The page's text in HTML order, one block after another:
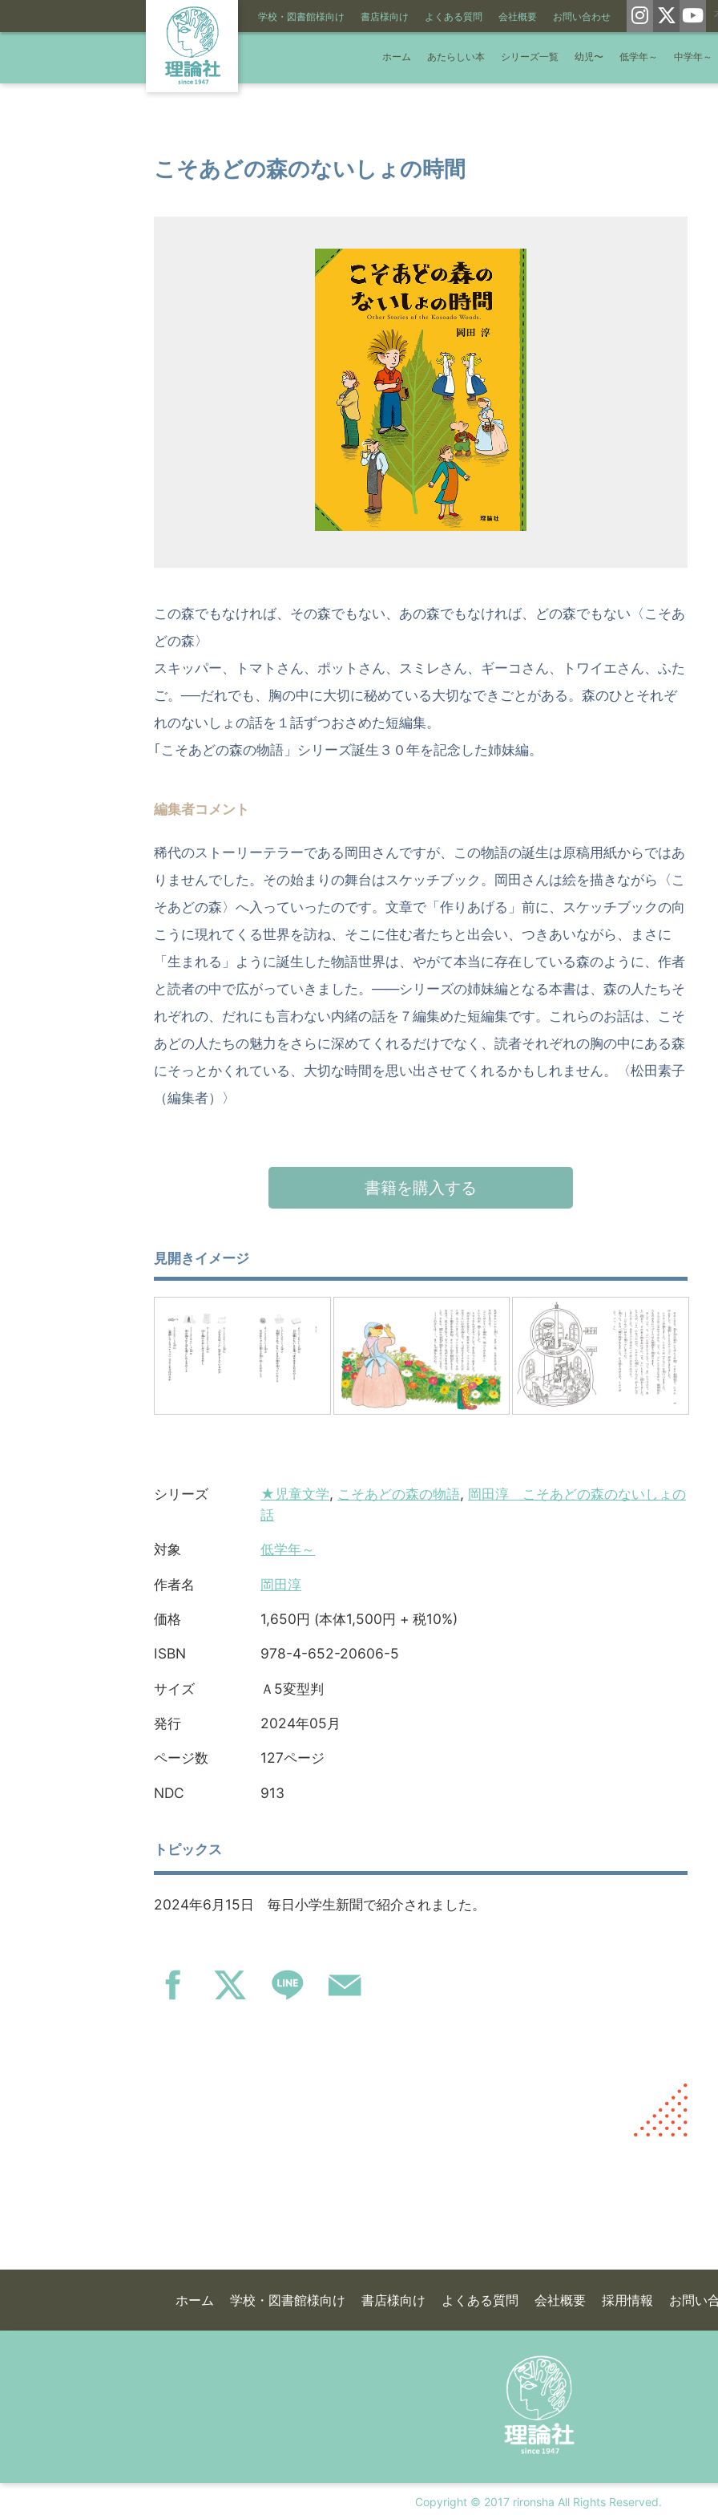
学校・図書館様向け 書店様向け よくある質問 会社概要 お問い合わせ
ホーム あたらしい本 シリーズ一覧 幼児〜 低学年～ 中学年～
こそあどの森のないしょの時間
この森でもなければ、その森でもない、あの森でもなければ、どの森でもない〈こそあ
どの森〉
スキッパー、トマトさん、ポットさん、スミレさん、ギーコさん、トワイエさん、ふた
ご。──だれでも、胸の中に大切に秘めている大切なできごとがある。森のひとそれぞ
れのないしょの話を１話ずつおさめた短編集。
｢こそあどの森の物語」シリーズ誕生３０年を記念した姉妹編。
編集者コメント
稀代のストーリーテラーである岡田さんですが、この物語の誕生は原稿用紙からではあ
りませんでした。その始まりの舞台はスケッチブック。岡田さんは絵を描きながら〈こ
そあどの森〉へ入っていったのです。文章で「作りあげる」前に、スケッチブックの向
こうに現れてくる世界を訪ね、そこに住む者たちと出会い、つきあいながら、まさに
「生まれる」ように誕生した物語世界は、やがて本当に存在している森のように、作者
と読者の中で広がっていきました。――シリーズの姉妹編となる本書は、森の人たちそ
れぞれの、だれにも言わない内緒の話を７編集めた短編集です。これらのお話は、こそ
あどの人たちの魅力をさらに深めてくれるだけでなく、読者それぞれの胸の中にある森
にそっとかくれている、大切な時間を思い出させてくれるかもしれません。〈松田素子
（編集者）〉
書籍を購入する
見開きイメージ
シリーズ ★児童文学, こそあどの森の物語, 岡田淳 こそあどの森のないしょの
話
対象 低学年～
作者名 岡田淳
価格 1,650円 (本体1,500円 + 税10%)
ISBN 978-4-652-20606-5
サイズ Ａ5変型判
発行 2024年05月
ページ数 127ページ
NDC 913
トピックス
2024年6月15日 毎日小学生新聞で紹介されました。
ホーム 学校・図書館様向け 書店様向け よくある質問 会社概要 採用情報 お問い
Copyright © 2017 rironsha All Rights Reserved.